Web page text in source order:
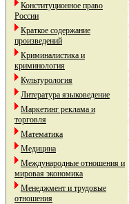
Конституционное право
России
Краткое содержание
произведений
Криминалистика и
криминология
Культурология
Литература языковедение
Маркетинг реклама и
торговля
Математика
Медицина
Международные отношения и
мировая экономика
Менеджмент и трудовые
отношения